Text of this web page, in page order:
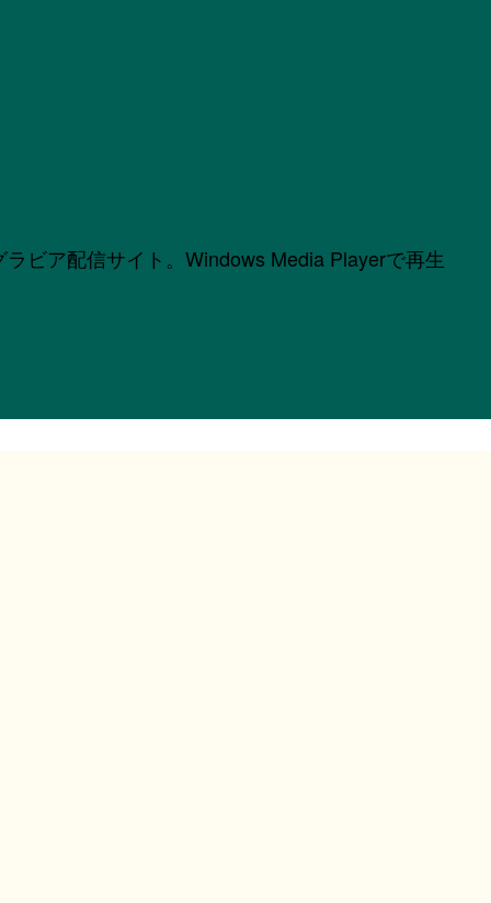
ビア配信サイト。Windows Media Playerで再生